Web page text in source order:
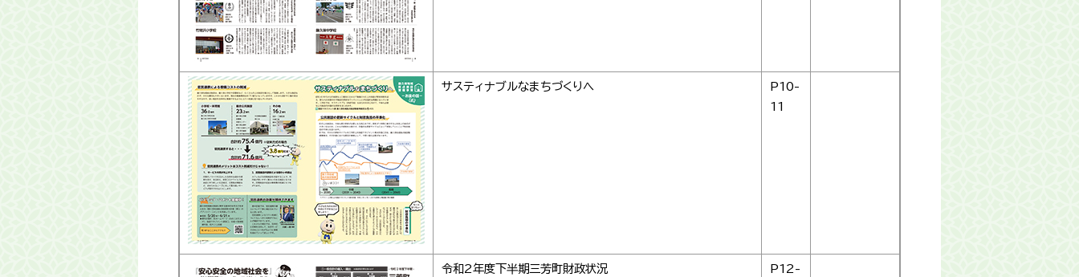
サスティナブルなまちづくりへ
P10-
11
令和2年度下半期三芳町財政状況
P12-